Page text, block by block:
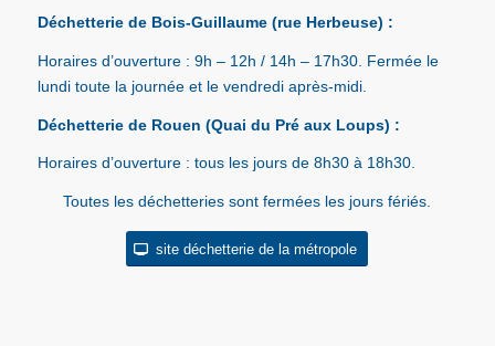
Déchetterie de Bois-Guillaume (rue Herbeuse) :
Horaires d’ouverture : 9h – 12h / 14h – 17h30. Fermée le
lundi toute la journée et le vendredi après-midi.
Déchetterie de Rouen (Quai du Pré aux Loups) :
Horaires d’ouverture : tous les jours de 8h30 à 18h30.
Toutes les déchetteries sont fermées les jours fériés.
site déchetterie de la métropole